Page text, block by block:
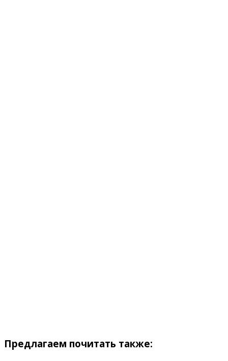
Предлагаем почитать также: